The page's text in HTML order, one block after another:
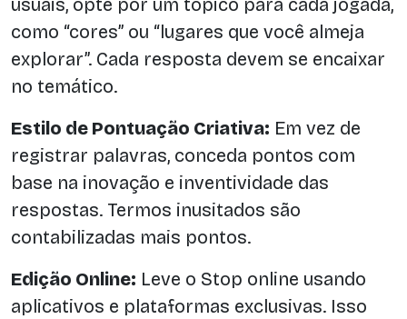
usuais, opte por um tópico para cada jogada,
como “cores” ou “lugares que você almeja
explorar”. Cada resposta devem se encaixar
no temático.
Estilo de Pontuação Criativa: Em vez de
registrar palavras, conceda pontos com
base na inovação e inventividade das
respostas. Termos inusitados são
contabilizadas mais pontos.
Edição Online: Leve o Stop online usando
aplicativos e plataformas exclusivas. Isso